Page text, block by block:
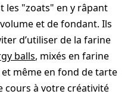
les "zoats" en y râpant
et de fondant. Ils
d’utiliser de la farine
balls, mixés en farine
même en fond de tarte
cours à votre créativité